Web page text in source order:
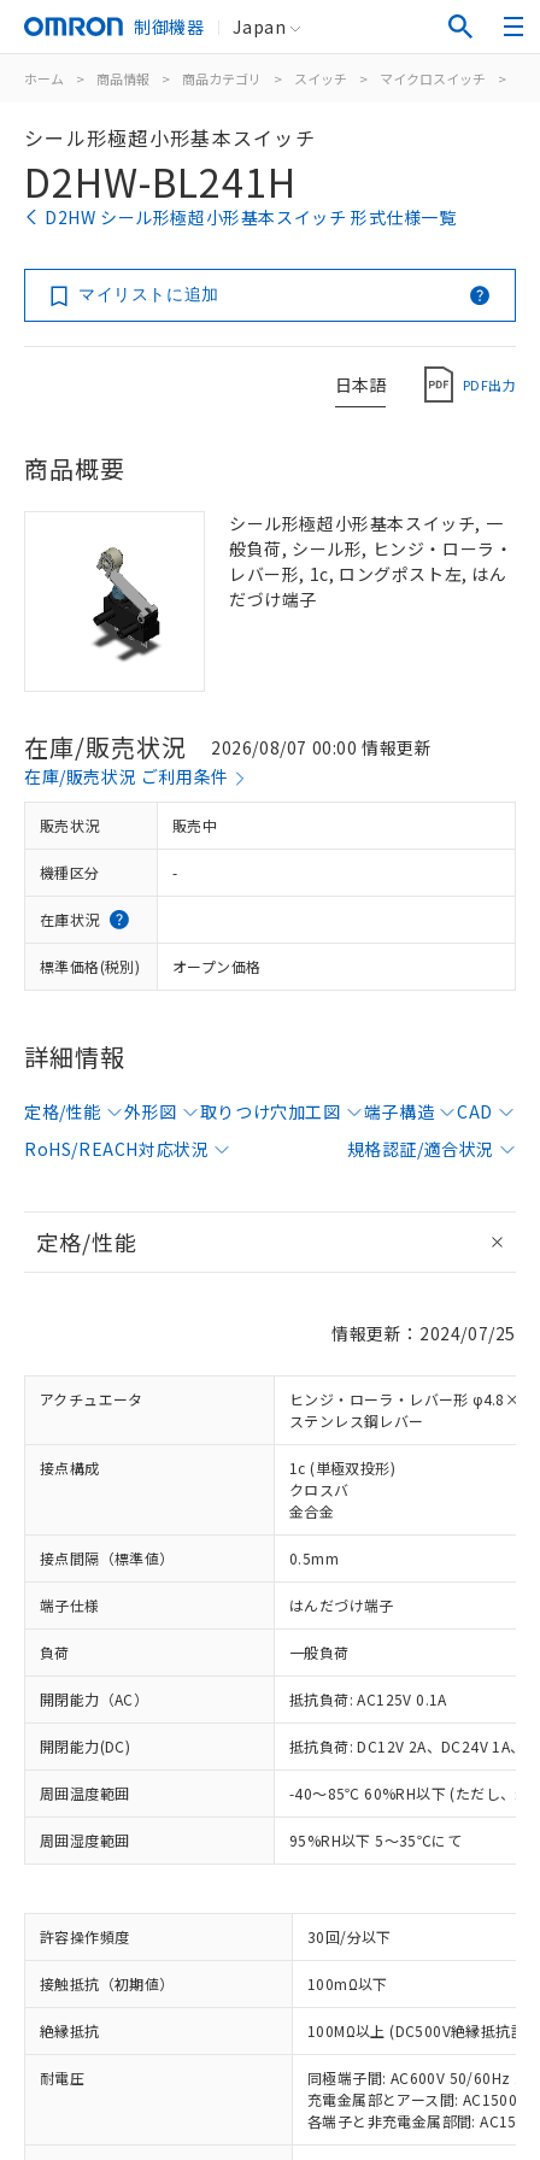
制御機器 Japan
ホーム > 商品情報 > 商品カテゴリ > スイッチ > マイクロスイッチ >
シール形極超小形基本スイッチ
D2HW-BL241H
D2HW シール形極超小形基本スイッチ 形式仕様一覧
マイリストに追加
日本語 PDF出力
商品概要
シール形極超小形基本スイッチ, 一
般負荷, シール形, ヒンジ・ローラ・
レバー形, 1c, ロングポスト左, はん
だづけ端子
在庫/販売状況
2026/08/07 00:00 情報更新
在庫/販売状況 ご利用条件
販売状況 販売中
機種区分 -
在庫状況
標準価格(税別) オープン価格
詳細情報
定格/性能 外形図 取りつけ穴加工図 端子構造
CAD
RoHS/REACH対応状況
規格認証/適合状況
定格/性能
情報更新：2024/07/25
アクチュエータ
ヒンジ・ローラ・レバー形
ステンレス鋼レバー
接点構成
1c (単極双投形)
クロスバ
金合金
接点間隔（標準値） 0.5mm
端子仕様 はんだづけ端子
負荷 一般負荷
開閉能力（AC） 抵抗負荷: AC125V 0.1A
開閉能力(DC) 抵抗負荷: DC12V 2A、DC24V 1A、
周囲温度範囲 -40～85℃ 60%RH以下 (ただし、氷
周囲湿度範囲 95%RH以下 5～35℃にて
許容操作頻度 30回/分以下
接触抵抗（初期値） 100mΩ以下
絶縁抵抗 100MΩ以上 (DC500V絶縁抵抗計
耐電圧
同極端子間: AC600V 50/60Hz
充電金属部とアース間: AC1500V
各端子と非充電金属部間:
対応済み：EU RoHS指令（10物質）の
非含有に対応した製品が提供可能な商品で
対応予定：EU RoHS指令（10物質）の非含
有に対応した製品に切り替える予定のある